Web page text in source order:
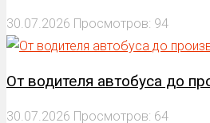
30.07.2026 Просмотров: 94
От водителя автобуса до
30.07.2026 Просмотров: 64